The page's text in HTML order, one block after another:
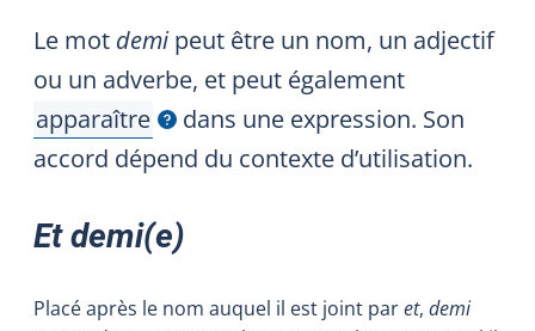
Le mot demipeut être un nom, un adjectif
ou un adverbe, et peut également
apparaître
Afficher l'infobulledans une expression. Son
accord dépend du contexte d’utilisation.
Et demi(e)
Placé après le nom auquel il est joint paret, demi